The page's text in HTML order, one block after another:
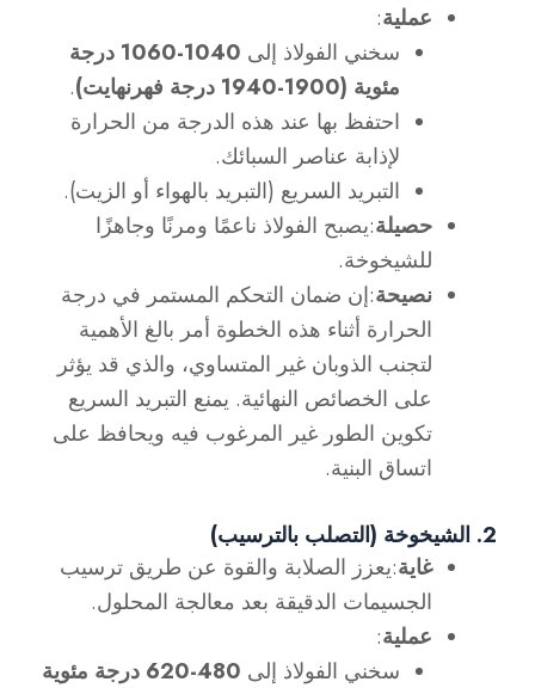
عملية:
سخني الفولاذ إلى
1040-1060 درجة
مئوية (1900-1940 درجة فهرنهايت)
.
احتفظ بها عند هذه الدرجة من الحرارة
لإذابة عناصر السبائك.
التبريد السريع (التبريد بالهواء أو الزيت).
حصيلة:يصبح الفولاذ ناعمًا ومرنًا وجاهزًا
للشيخوخة.
نصيحة:إن ضمان التحكم المستمر في درجة
الحرارة أثناء هذه الخطوة أمر بالغ الأهمية
لتجنب الذوبان غير المتساوي، والذي قد يؤثر
على الخصائص النهائية. يمنع التبريد السريع
تكوين الطور غير المرغوب فيه ويحافظ على
اتساق البنية.
2. الشيخوخة (التصلب بالترسيب)
غاية:يعزز الصلابة والقوة عن طريق ترسيب
الجسيمات الدقيقة بعد معالجة المحلول.
عملية:
سخني الفولاذ إلى
480-620 درجة مئوية